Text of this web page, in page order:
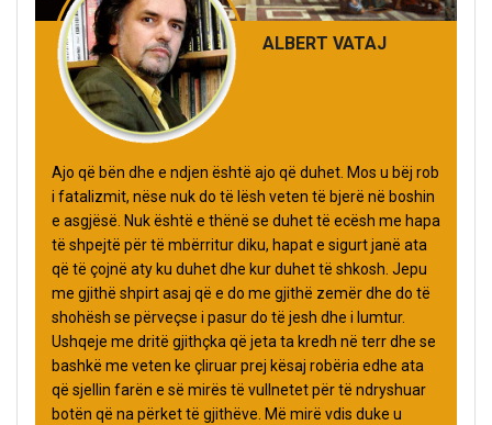
ALBERT VATAJ
Ajo që bën dhe e ndjen është ajo që duhet. Mos u bëj rob
i fatalizmit, nëse nuk do të lësh veten të bjerë në boshin
e asgjësë. Nuk është e thënë se duhet të ecësh me hapa
të shpejtë për të mbërritur diku, hapat e sigurt janë ata
që të çojnë aty ku duhet dhe kur duhet të shkosh. Jepu
me gjithë shpirt asaj që e do me gjithë zemër dhe do të
shohësh se përveçse i pasur do të jesh dhe i lumtur.
Ushqeje me dritë gjithçka që jeta ta kredh në terr dhe se
bashkë me veten ke çliruar prej kësaj robëria edhe ata
që sjellin farën e së mirës të vullnetet për të ndryshuar
botën që na përket të gjithëve. Më mirë vdis duke u